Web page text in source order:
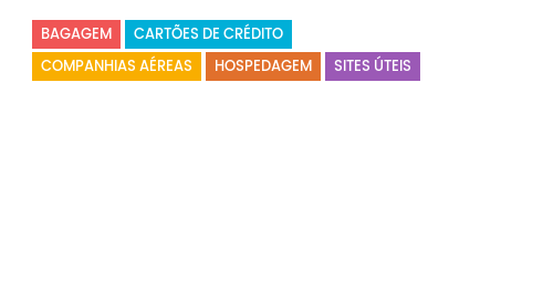
BAGAGEM CARTÕES DE CRÉDITO
COMPANHIAS AÉREAS HOSPEDAGEM SITES ÚTEIS